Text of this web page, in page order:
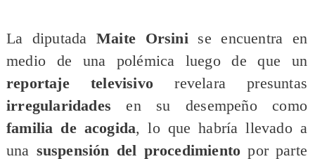
La diputadaMaite Orsinise encuentra en
medio de una polémica luego de que un
reportaje televisivo revelara presuntas
irregularidades en su desempeño como
familia de acogida, lo que habría llevado a
una suspensión del procedimiento por parte